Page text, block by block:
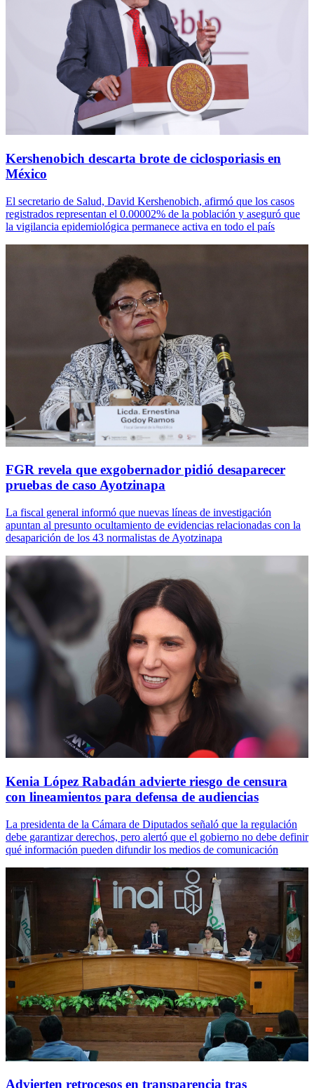
Kershenobich descarta brote de ciclosporiasis en
México
El secretario de Salud, David Kershenobich, afirmó que los casos
registrados representan el 0.00002% de la población y aseguró que
la vigilancia epidemiológica permanece activa en todo el país
FGR revela que exgobernador pidió desaparecer
pruebas de caso Ayotzinapa
La fiscal general informó que nuevas líneas de investigación
apuntan al presunto ocultamiento de evidencias relacionadas con la
desaparición de los 43 normalistas de Ayotzinapa
Kenia López Rabadán advierte riesgo de censura
con lineamientos para defensa de audiencias
La presidenta de la Cámara de Diputados señaló que la regulación
debe garantizar derechos, pero alertó que el gobierno no debe definir
qué información pueden difundir los medios de comunicación
Advierten retrocesos en transparencia tras